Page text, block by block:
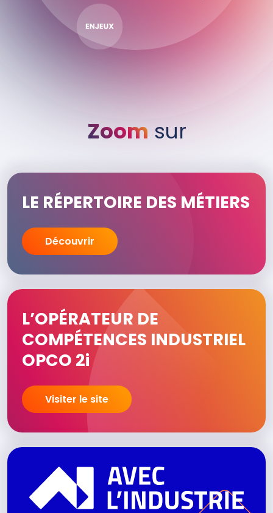
Zoom sur
LE RÉPERTOIRE DES MÉTIERS
Découvrir
L’OPÉRATEUR DE
COMPÉTENCES INDUSTRIEL
OPCO 2i
Visiter le site